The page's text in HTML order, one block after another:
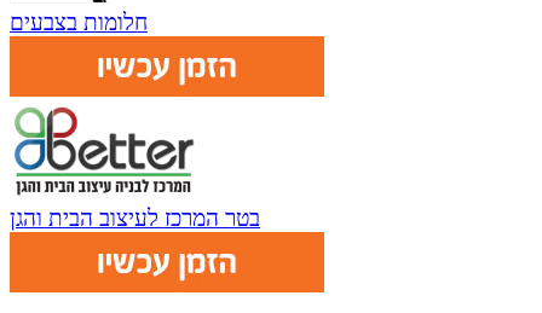
חלומות בצבעים
בטר המרכז לעיצוב הבית והגן